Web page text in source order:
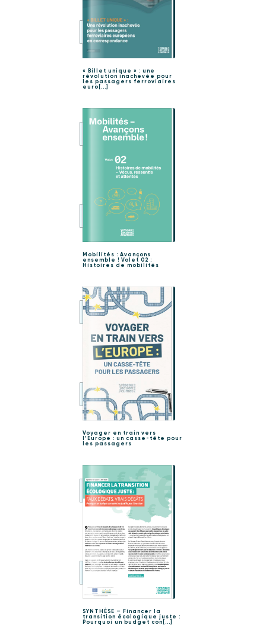
« Billet unique » : une
révolution inachevée pour
les passagers ferroviaires
euro[...]
Mobilités : Avançons
ensemble ! Volet 02 :
Histoires de mobilités
Voyager en train vers
l’Europe : un casse-tête pour
les passagers
SYNTHÈSE – Financer la
transition écologique juste :
Pourquoi un budget con[...]